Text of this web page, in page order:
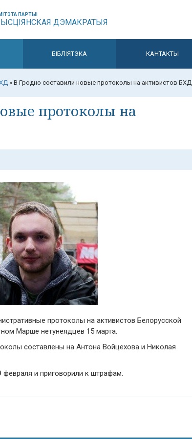
ПАРТЫІ
ДЭМАКРАТЫЯ
БІБЛІЯТЭКА КАНТАКТЫ
» В Гродно составили новые протоколы на активистов БХД
протоколы на
протоколы на активистов Белорусской
Марше нетунеядцев 15 марта.
составлены на Антона Войцехова и Николая
и приговорили к штрафам.